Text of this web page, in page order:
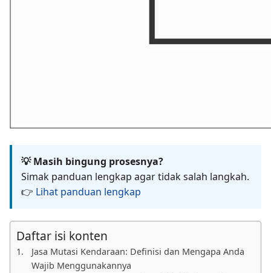
💡 Masih bingung prosesnya?
Simak panduan lengkap agar tidak salah langkah.
👉 Lihat panduan lengkap
Daftar isi konten
Jasa Mutasi Kendaraan: Definisi dan Mengapa Anda
Wajib Menggunakannya